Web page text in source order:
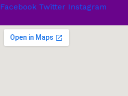
Facebook Twitter Instagram